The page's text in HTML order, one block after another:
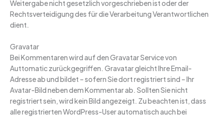
Weitergabe nicht gesetzlich vorgeschrieben ist oder der
Rechtsverteidigung des für die Verarbeitung Verantwortlichen
dient.
Gravatar
Bei Kommentaren wird auf den Gravatar Service von
Auttomatic zurückgegriffen. Gravatar gleicht Ihre Email-
Adresse ab und bildet – sofern Sie dort registriert sind – Ihr
Avatar-Bild neben dem Kommentar ab. Sollten Sie nicht
registriert sein, wird kein Bild angezeigt. Zu beachten ist, dass
alle registrierten WordPress-User automatisch auch bei